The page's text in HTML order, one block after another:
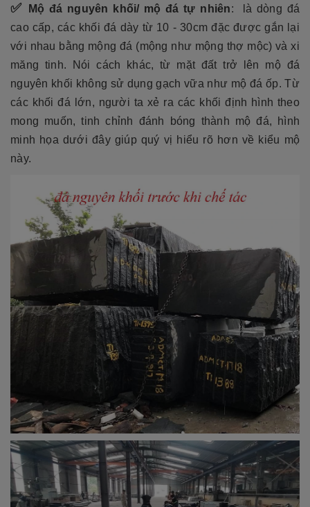
✅ Mộ đá nguyên khối/ mộ đá tự nhiên:
là dòng đá
cao cấp, các khối đá dày từ 10 - 30cm đặc được gắn lại
với nhau bằng mộng đá (mộng như mộng thợ mộc) và xi
măng tinh. Nói cách khác, từ mặt đất trở lên mộ đá
nguyên khối không sử dụng gạch vữa như mộ đá ốp. Từ
các khối đá lớn, người ta xẻ ra các khối định hình theo
mong muốn, tinh chỉnh đánh bóng thành mộ đá, hình
minh họa dưới đây giúp quý vị hiểu rõ hơn về kiểu mộ
này.